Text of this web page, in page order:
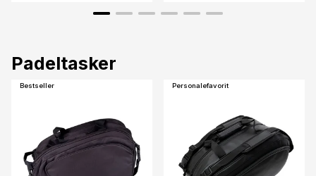
Padeltasker
Bestseller Personalefavorit